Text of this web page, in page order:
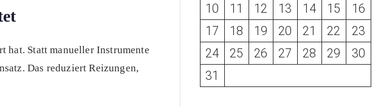
hat. Statt manueller Instrumente
Das reduziert Reizungen,
10
11 12 13 14 15
16
17
18 19 20 21 22
23
24
25 26 27 28 29
30
31